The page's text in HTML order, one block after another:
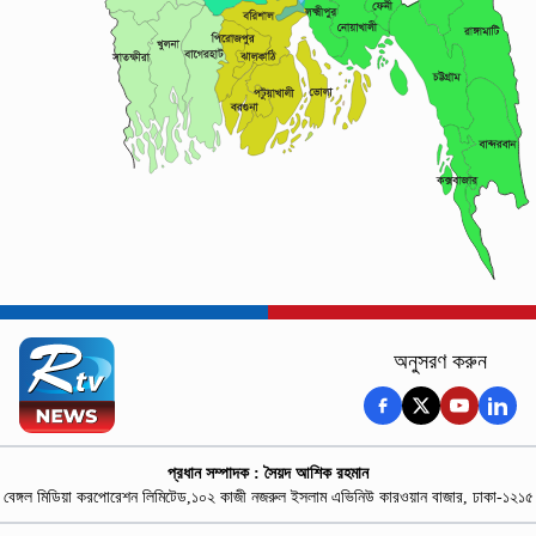
অনুসরণ করুন
প্রধান সম্পাদক : সৈয়দ আশিক রহমান
বেঙ্গল মিডিয়া করপোরেশন লিমিটেড,১০২ কাজী নজরুল ইসলাম এভিনিউ কারওয়ান বাজার, ঢাকা-১২১৫